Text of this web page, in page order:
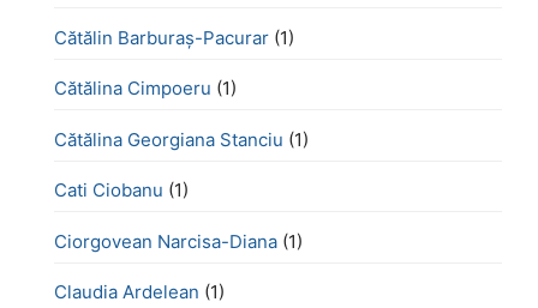
Cătălin Barburaș-Pacurar (1)
Cătălina Cimpoeru (1)
Cătălina Georgiana Stanciu (1)
Cati Ciobanu (1)
Ciorgovean Narcisa-Diana (1)
Claudia Ardelean (1)